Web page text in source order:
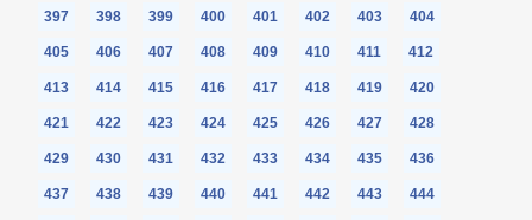
397 398 399 400 401 402 403 404
405 406 407 408 409 410 411 412
413 414 415 416 417 418 419 420
421 422 423 424 425 426 427 428
429 430 431 432 433 434 435 436
437 438 439 440 441 442 443 444